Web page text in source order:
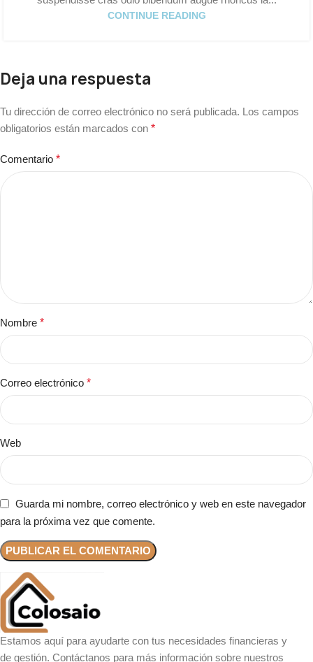
CONTINUE READING
Deja una respuesta
Tu dirección de correo electrónico no será publicada. Los campos
obligatorios están marcados con *
Comentario *
Nombre *
Correo electrónico *
Web
Guarda mi nombre, correo electrónico y web en este navegador
para la próxima vez que comente.
Estamos aquí para ayudarte con tus necesidades financieras y
de gestión. Contáctanos para más información sobre nuestros